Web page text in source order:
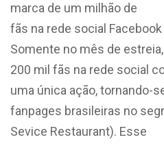
marca de um milhão de
fãs na rede social
Somente no mês de
200 mil fãs na rede social
uma única ação, tornando-
fanpages brasileiras no
Sevice Restaurant). Esse